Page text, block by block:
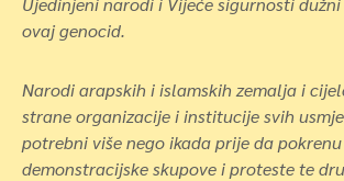
ovaj genocid.
Narodi arapskih i islamskih zemalja i
strane organizacije i institucije svih
potrebni više nego ikada prije da pokrenu
demonstracijske skupove i proteste te